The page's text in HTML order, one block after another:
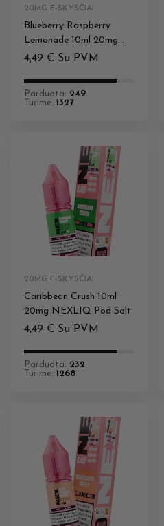
20MG E-SKYSČIAI
Blueberry Raspberry
Lemonade 10ml 20mg
NEXLIQ Pod Salt
4,49 € Su PVM
Parduota: 249
Turime: 1327
20MG E-SKYSČIAI
Caribbean Crush 10ml
20mg NEXLIQ Pod Salt
4,49 € Su PVM
Parduota: 232
Turime: 1268